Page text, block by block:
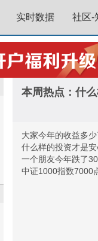
实时数据 社区-
本周热点：什
大家今年的收益多
什么样的投资才是
一个朋友今年跌了
中证1000指数7000